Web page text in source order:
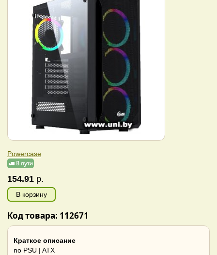
Powercase
154.91 р.
В корзину
Код товара: 112671
Краткое описание
no PSU | ATX